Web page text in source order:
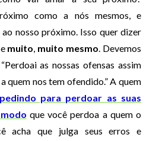
como a nós mesmos, e
ao nosso próximo. Isso quer dizer
muito, muito mesmo. Devemos
as nossas ofensas assim
quem nos tem ofendido.” A quem
pedindo para perdoar as suas
que você perdoa a quem o
acha que julga seus erros e